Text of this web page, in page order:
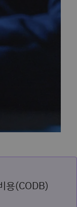
용(CODB)